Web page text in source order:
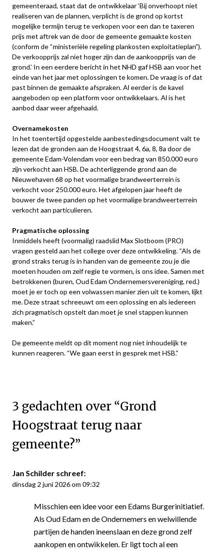
gemeenteraad, staat dat de ontwikkelaar ‘Bij onverhoopt niet
realiseren van de plannen, verplicht is de grond op kortst
mogelijke termijn terug te verkopen voor een dan te taxeren
prijs met aftrek van de door de gemeente gemaakte kosten
(conform de “ministeriële regeling plankosten exploitatieplan”).
De verkoopprijs zal niet hoger zijn dan de aankoopprijs van de
grond.’ In een eerdere bericht in het NHD gaf HSB aan voor het
einde van het jaar met oplossingen te komen. De vraag is of dat
past binnen de gemaakte afspraken. Al eerder is de kavel
aangeboden op een platform voor ontwikkelaars. Al is het
aanbod daar weer afgehaald.
Overnamekosten
In het toentertijd opgestelde aanbestedingsdocument valt te
lezen dat de gronden aan de Hoogstraat 4, 6a, 8, 8a door de
gemeente Edam-Volendam voor een bedrag van 850.000 euro
zijn verkocht aan HSB. De achterliggende grond aan de
Nieuwehaven 68 op het voormalige brandweerterrein is
verkocht voor 250.000 euro. Het afgelopen jaar heeft de
bouwer de twee panden op het voormalige brandweerterrein
verkocht aan particulieren.
Pragmatische oplossing
Inmiddels heeft (voormalig) raadslid Max Slotboom (PRO)
vragen gesteld aan het college over deze ontwikkeling. “Als de
grond straks terug is in handen van de gemeente zou je die
moeten houden om zelf regie te vormen, is ons idee. Samen met
betrokkenen (buren, Oud Edam Ondernemersvereniging, red.)
moet je er toch op een volwassen manier zien uit te komen, lijkt
me. Deze straat schreeuwt om een oplossing en als iedereen
zich pragmatisch opstelt dan moet je snel stappen kunnen
maken.”
De gemeente meldt op dit moment nog niet inhoudelijk te
kunnen reageren. “We gaan eerst in gesprek met HSB.”
3 gedachten over “Grond
Hoogstraat terug naar
gemeente?”
Jan Schilder schreef:
dinsdag 2 juni 2026 om 09:32
Misschien een idee voor een Edams Burgerinitiatief.
Als Oud Edam en de Ondernemers en welwillende
partijen de handen ineenslaan en deze grond zelf
aankopen en ontwikkelen. Er ligt toch al een